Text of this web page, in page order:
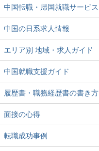
中国転職・帰国就職サービス
中国の日系求人情報
エリア別 地域・求人ガイド
中国就職支援ガイド
履歴書・職務経歴書の書き方
面接の心得
転職成功事例